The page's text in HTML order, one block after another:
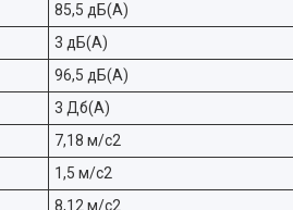
85,5 дБ(A)
3 дБ(A)
96,5 дБ(A)
3 Дб(A)
7,18 м/с2
1,5 м/с2
8,12 м/с2